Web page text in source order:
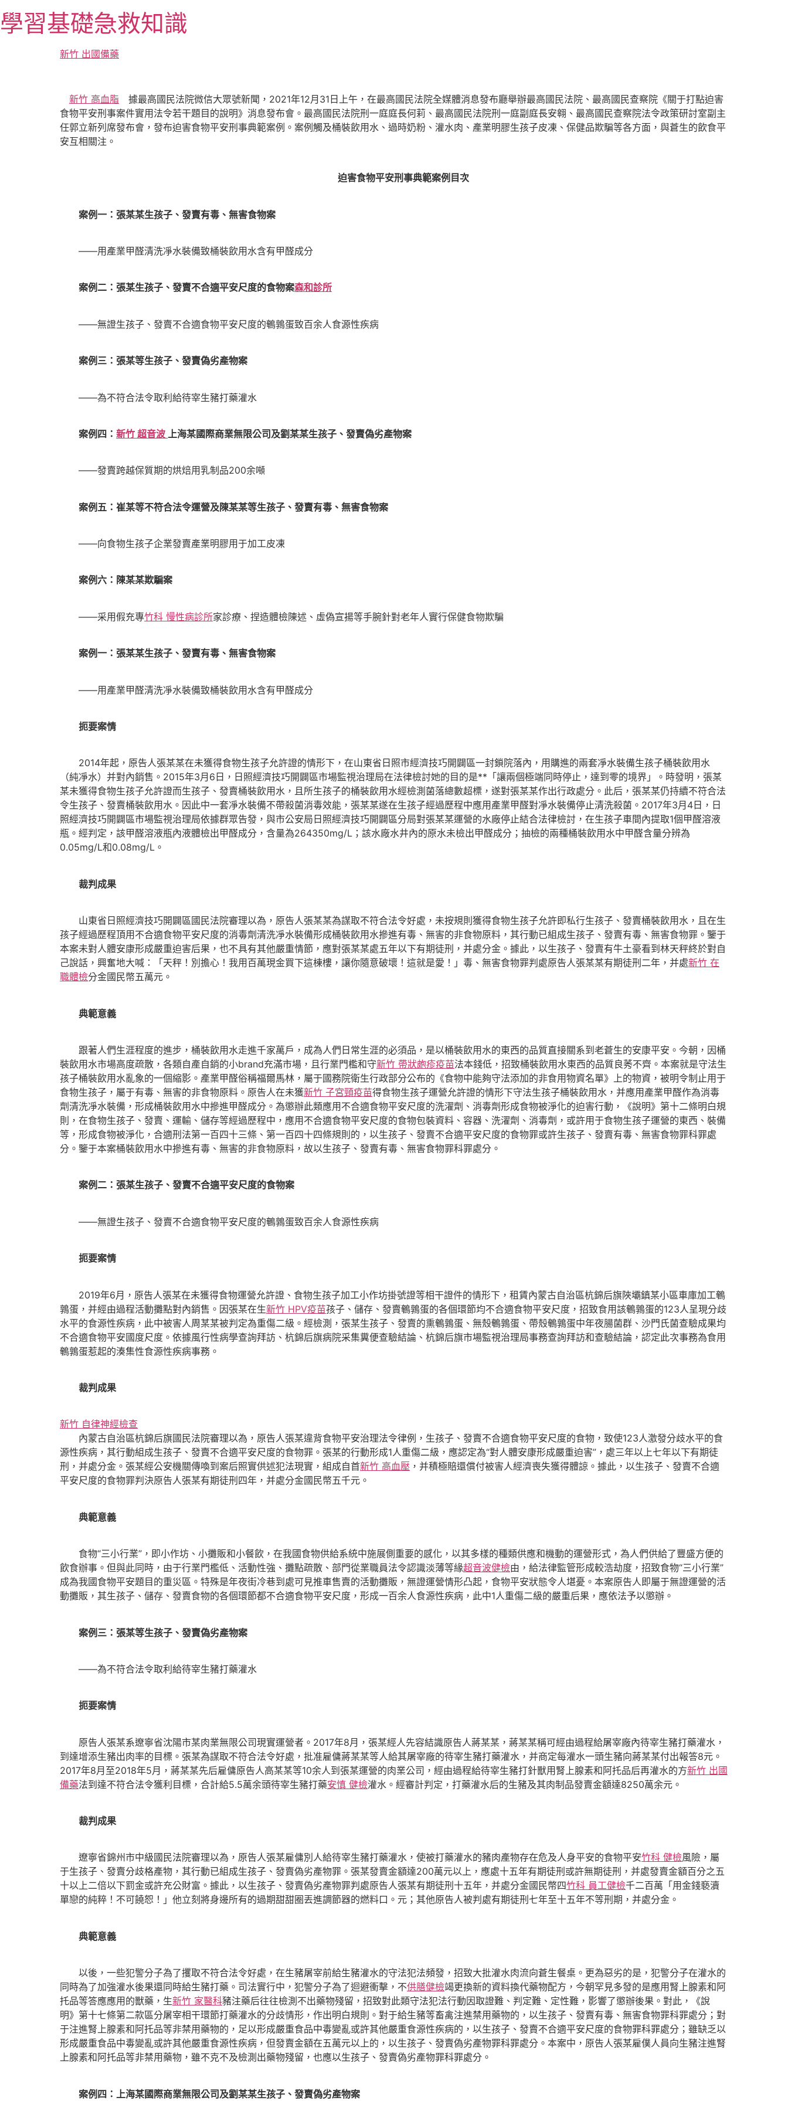
至
主
學習基礎急救知識
新竹 出國備藥
新竹 高血脂 據最高國民法院微信大眾號新聞，2021年12月31日上午，在最高國民法院全媒體消息發布廳舉辦最高國民法院、最高國民查察院《關于打點迫害
食物平安刑事案件實用法令若干題目的說明》消息發布會。最高國民法院刑一庭庭長何莉、最高國民法院刑一庭副庭長安翱、最高國民查察院法令政策研討室副主
任郭立新列席發布會，發布迫害食物平安刑事典範案例。案例觸及桶裝飲用水、過時奶粉、灌水肉、產業明膠生孩子皮凍、保健品欺騙等各方面，與蒼生的飲食平
安互相關注。
迫害食物平安刑事典範案例目次
案例一：張某某生孩子、發賣有毒、無害食物案
——用產業甲醛清洗凈水裝備致桶裝飲用水含有甲醛成分
案例二：張某生孩子、發賣不合適平安尺度的食物案森和診所
——無證生孩子、發賣不合適食物平安尺度的鵪鶉蛋致百余人食源性疾病
案例三：張某等生孩子、發賣偽劣產物案
——為不符合法令取利給待宰生豬打藥灌水
案例四： 新竹 超音波 上海某國際商業無限公司及劉某某生孩子、發賣偽劣產物案
——發賣跨越保質期的烘焙用乳制品200余噸
案例五：崔某等不符合法令運營及陳某某等生孩子、發賣有毒、無害食物案
——向食物生孩子企業發賣產業明膠用于加工皮凍
案例六：陳某某欺騙案
——采用假充專竹科 慢性病診所家診療、捏造體檢陳述、虛偽宣揚等手腕針對老年人實行保健食物欺騙
案例一：張某某生孩子、發賣有毒、無害食物案
——用產業甲醛清洗凈水裝備致桶裝飲用水含有甲醛成分
扼要案情
2014年起，原告人張某某在未獲得食物生孩子允許證的情形下，在山東省日照市經濟技巧開闢區一封鎖院落內，用購進的兩套凈水裝備生孩子桶裝飲用水
（純凈水）并對內銷售。2015年3月6日，日照經濟技巧開闢區市場監視治理局在法律檢討她的目的是**「讓兩個極端同時停止，達到零的境界」。時發明，張某
某未獲得食物生孩子允許證而生孩子、發賣桶裝飲用水，且所生孩子的桶裝飲用水經檢測菌落總數超標，遂對張某某作出行政處分。此后，張某某仍持續不符合法
令生孩子、發賣桶裝飲用水。因此中一套凈水裝備不帶殺菌消毒效能，張某某遂在生孩子經過歷程中應用產業甲醛對凈水裝備停止清洗殺菌。2017年3月4日，日
照經濟技巧開闢區市場監視治理局依據群眾告發，與市公安局日照經濟技巧開闢區分局對張某某運營的水廠停止結合法律檢討，在生孩子車間內提取1個甲醛溶液
瓶。經判定，該甲醛溶液瓶內液體檢出甲醛成分，含量為264350mg/L；該水廠水井內的原水未檢出甲醛成分；抽檢的兩種桶裝飲用水中甲醛含量分辨為
0.05mg/L和0.08mg/L。
裁判成果
山東省日照經濟技巧開闢區國民法院審理以為，原告人張某某為謀取不符合法令好處，未按規則獲得食物生孩子允許即私行生孩子、發賣桶裝飲用水，且在生
孩子經過歷程頂用不合適食物平安尺度的消毒劑清洗凈水裝備形成桶裝飲用水摻進有毒、無害的非食物原料，其行動已組成生孩子、發賣有毒、無害食物罪。鑒于
本案未對人體安康形成嚴重迫害后果，也不具有其他嚴重情節，應對張某某處五年以下有期徒刑，并處分金。據此，以生孩子、發賣有牛土豪看到林天秤終於對自
己說話，興奮地大喊：「天秤！別擔心！我用百萬現金買下這棟樓，讓你隨意破壞！這就是愛！」毒、無害食物罪判處原告人張某某有期徒刑二年，并處新竹 在
職體檢分金國民幣五萬元。
典範意義
跟著人們生涯程度的進步，桶裝飲用水走進千家萬戶，成為人們日常生涯的必須品，是以桶裝飲用水的東西的品質直接關系到老蒼生的安康平安。今朝，因桶
裝飲用水市場高度疏散，各類自產自銷的小brand充滿市場，且行業門檻和守新竹 帶狀皰疹疫苗法本錢低，招致桶裝飲用水東西的品質良莠不齊。本案就是守法生
孩子桶裝飲用水亂象的一個縮影。產業甲醛俗稱福爾馬林，屬于國務院衛生行政部分公布的《食物中能夠守法添加的非食用物資名單》上的物資，被明令制止用于
食物生孩子，屬于有毒、無害的非食物原料。原告人在未獲新竹 子宮頸疫苗得食物生孩子運營允許證的情形下守法生孩子桶裝飲用水，并應用產業甲醛作為消毒
劑清洗凈水裝備，形成桶裝飲用水中摻進甲醛成分。為懲辦此類應用不合適食物平安尺度的洗濯劑、消毒劑形成食物被淨化的迫害行動，《說明》第十二條明白規
則，在食物生孩子、發賣、運輸、儲存等經過歷程中，應用不合適食物平安尺度的食物包裝資料、容器、洗濯劑、消毒劑，或許用于食物生孩子運營的東西、裝備
等，形成食物被淨化，合適刑法第一百四十三條、第一百四十四條規則的，以生孩子、發賣不合適平安尺度的食物罪或許生孩子、發賣有毒、無害食物罪科罪處
分。鑒于本案桶裝飲用水中摻進有毒、無害的非食物原料，故以生孩子、發賣有毒、無害食物罪科罪處分。
案例二：張某生孩子、發賣不合適平安尺度的食物案
——無證生孩子、發賣不合適食物平安尺度的鵪鶉蛋致百余人食源性疾病
扼要案情
2019年6月，原告人張某在未獲得食物運營允許證、食物生孩子加工小作坊掛號證等相干證件的情形下，租賃內蒙古自治區杭錦后旗陜壩鎮某小區車庫加工鵪
鶉蛋，并經由過程活動攤點對內銷售。因張某在生新竹 HPV疫苗孩子、儲存、發賣鵪鶉蛋的各個環節均不合適食物平安尺度，招致食用該鵪鶉蛋的123人呈現分歧
水平的食源性疾病，此中被害人周某某被判定為重傷二級。經檢測，張某生孩子、發賣的熏鵪鶉蛋、無殼鵪鶉蛋、帶殼鵪鶉蛋中年夜腸菌群、沙門氏菌查驗成果均
不合適食物平安國度尺度。依據風行性病學查詢拜訪、杭錦后旗病院采集糞便查驗結論、杭錦后旗市場監視治理局事務查詢拜訪和查驗結論，認定此次事務為食用
鵪鶉蛋惹起的湊集性食源性疾病事務。
裁判成果
新竹 自律神經檢查
內蒙古自治區杭錦后旗國民法院審理以為，原告人張某違背食物平安治理法令律例，生孩子、發賣不合適食物平安尺度的食物，致使123人激發分歧水平的食
源性疾病，其行動組成生孩子、發賣不合適平安尺度的食物罪。張某的行動形成1人重傷二級，應認定為“對人體安康形成嚴重迫害”，處三年以上七年以下有期徒
刑，并處分金。張某經公安機關傳喚到案后照實供述犯法現實，組成自首新竹 高血壓 ，并積極賠還償付被害人經濟喪失獲得體諒。據此，以生孩子、發賣不合適
平安尺度的食物罪判決原告人張某有期徒刑四年，并處分金國民幣五千元。
典範意義
食物“三小行業”，即小作坊、小攤販和小餐飲，在我國食物供給系統中施展側重要的感化，以其多樣的種類供應和機動的運營形式，為人們供給了豐盛方便的
飲食辦事。但與此同時，由于行業門檻低、活動性強、攤點疏散、部門從業職員法令認識淡薄等緣超音波健檢由，給法律監管形成較浩劫度，招致食物“三小行業”
成為我國食物平安題目的重災區。特殊是年夜街冷巷到處可見推車售賣的活動攤販，無證運營情形凸起，食物平安狀態令人堪憂。本案原告人即屬于無證運營的活
動攤販，其生孩子、儲存、發賣食物的各個環節都不合適食物平安尺度，形成一百余人食源性疾病，此中1人重傷二級的嚴重后果，應依法予以懲辦。
案例三：張某等生孩子、發賣偽劣產物案
——為不符合法令取利給待宰生豬打藥灌水
扼要案情
原告人張某系遼寧省沈陽市某肉業無限公司現實運營者。2017年8月，張某經人先容結識原告人蔣某某，蔣某某稱可經由過程給屠宰廠內待宰生豬打藥灌水，
到達增添生豬出肉率的目標。張某為謀取不符合法令好處，批准雇傭蔣某某等人給其屠宰廠的待宰生豬打藥灌水，并商定每灌水一頭生豬向蔣某某付出報答8元。
2017年8月至2018年5月，蔣某某先后雇傭原告人高某某等10余人到張某運營的肉業公司，經由過程給待宰生豬打針獸用腎上腺素和阿托品后再灌水的方新竹 出國
備藥法到達不符合法令獲利目標，合計給5.5萬余頭待宰生豬打藥安慎 健檢灌水。經審計判定，打藥灌水后的生豬及其肉制品發賣金額達8250萬余元。
裁判成果
遼寧省錦州市中級國民法院審理以為，原告人張某雇傭別人給待宰生豬打藥灌水，使被打藥灌水的豬肉產物存在危及人身平安的食物平安竹科 健檢風險，屬
于生孩子、發賣分歧格產物，其行動已組成生孩子、發賣偽劣產物罪。張某發賣金額達200萬元以上，應處十五年有期徒刑或許無期徒刑，并處發賣金額百分之五
十以上二倍以下罰金或許充公財富。據此，以生孩子、發賣偽劣產物罪判處原告人張某有期徒刑十五年，并處分金國民幣四竹科 員工健檢千二百萬「用金錢褻瀆
單戀的純粹！不可饒恕！」他立刻將身邊所有的過期甜甜圈丟進調節器的燃料口。元；其他原告人被判處有期徒刑七年至十五年不等刑期，并處分金。
典範意義
以後，一些犯警分子為了攫取不符合法令好處，在生豬屠宰前給生豬灌水的守法犯法頻發，招致大批灌水肉流向蒼生餐桌。更為惡劣的是，犯警分子在灌水的
同時為了加強灌水後果還同時給生豬打藥。司法實行中，犯警分子為了迴避衝擊，不供膳健檢竭更換新的資料換代藥物配方，今朝罕見多發的是應用腎上腺素和阿
托品等答應應用的獸藥，生新竹 家醫科豬注藥后往往檢測不出藥物殘留，招致對此類守法犯法行動因取證難、判定難、定性難，影響了懲辦後果。對此，《說
明》第十七條第二款區分屠宰相干環節打藥灌水的分歧情形，作出明白規則。對于給生豬等畜禽注進禁用藥物的，以生孩子、發賣有毒、無害食物罪科罪處分；對
于注進腎上腺素和阿托品等非禁用藥物的，足以形成嚴重食品中毒變亂或許其他嚴重食源性疾病的，以生孩子、發賣不合適平安尺度的食物罪科罪處分；雖缺乏以
形成嚴重食品中毒變亂或許其他嚴重食源性疾病，但發賣金額在五萬元以上的，以生孩子、發賣偽劣產物罪科罪處分。本案中，原告人張某雇僕人員向生豬注進腎
上腺素和阿托品等非禁用藥物，雖不克不及檢測出藥物殘留，也應以生孩子、發賣偽劣產物罪科罪處分。
案例四：上海某國際商業無限公司及劉某某生孩子、發賣偽劣產物案